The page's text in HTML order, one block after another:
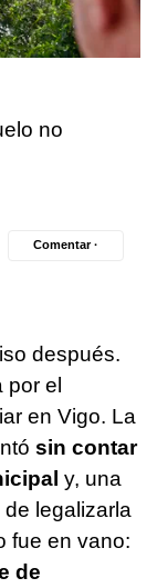
no
Comentar ·
después.
por el
en Vigo. La
sin contar
y, una
legalizarla
fue en vano:
de